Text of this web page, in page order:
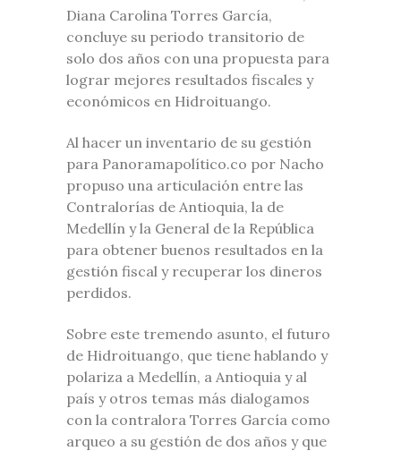
Diana Carolina Torres García,
concluye su periodo transitorio de
solo dos años con una propuesta para
lograr mejores resultados fiscales y
económicos en Hidroituango.
Al hacer un inventario de su gestión
para Panoramapolítico.co por Nacho
propuso una articulación entre las
Contralorías de Antioquia, la de
Medellín y la General de la República
para obtener buenos resultados en la
gestión fiscal y recuperar los dineros
perdidos.
Sobre este tremendo asunto, el futuro
de Hidroituango, que tiene hablando y
polariza a Medellín, a Antioquia y al
país y otros temas más dialogamos
con la contralora Torres García como
arqueo a su gestión de dos años y que